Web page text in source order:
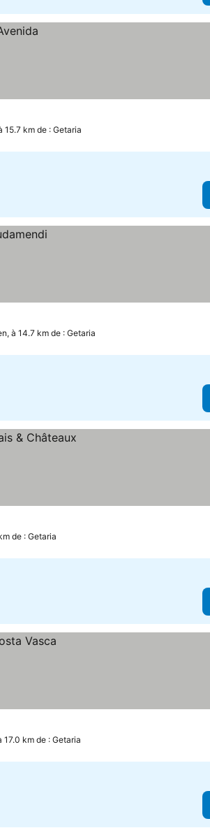
15.7 km de : Getaria
à 14.7 km de : Getaria
de : Getaria
km de : Getaria